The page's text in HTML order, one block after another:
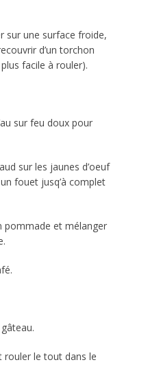
sur une surface froide,
d’un torchon
facile à rouler).
sur feu doux pour
sur les jaunes d’oeuf
fouet jusq’à complet
pommade et mélanger
rouler le tout dans le